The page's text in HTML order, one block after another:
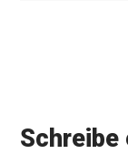
Schreibe